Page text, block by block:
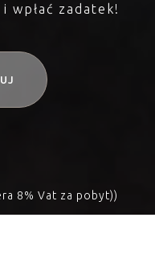
wpłać zadatek!
8% Vat za pobyt))